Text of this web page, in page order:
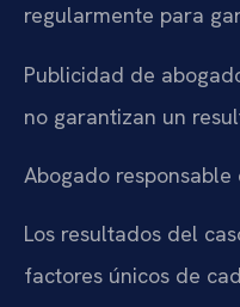
regularmente para
Publicidad de
no garantizan un
Abogado responsable
Los resultados del
factores únicos de